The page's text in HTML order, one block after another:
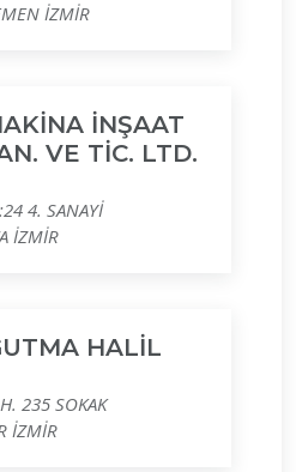
İZMİR
İNŞAAT
VE TİC. LTD.
4. SANAYİ
İZMİR
HALİL
235 SOKAK
İZMİR